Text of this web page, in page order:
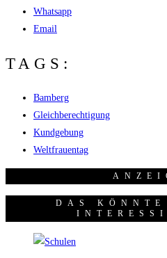
Whatsapp
Email
TAGS:
Bamberg
Gleichberechtigung
Kundgebung
Weltfrauentag
DAS